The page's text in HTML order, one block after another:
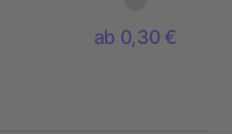
ab 0,30 €